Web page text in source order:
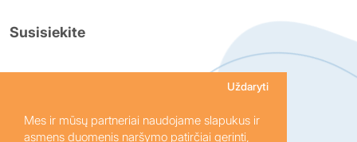
Mes ir mūsų partneriai naudojame slapukus ir
asmens duomenis naršymo patirčiai gerinti,
Uždaryti
Susisiekite
+370 614 24 634
I-V 8:00 - 16:30 VI, VII nedirbame